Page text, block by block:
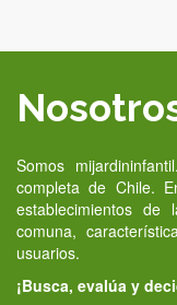
Somos
completa de Chile.
establecimientos de
comuna,
usuarios.
¡Busca, evalúa y